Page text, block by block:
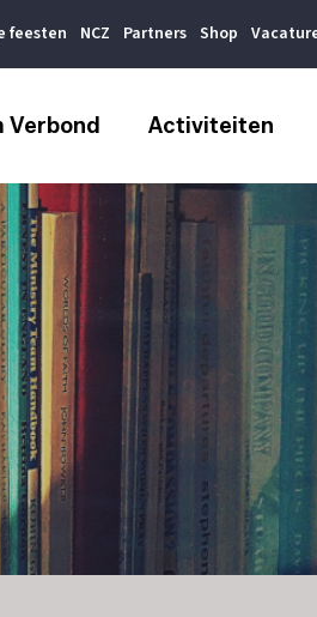
feesten NCZ Partners Shop
Verbond Activiteiten